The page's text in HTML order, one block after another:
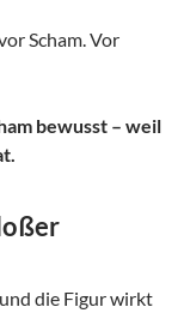
Scham. Vor
bewusst – weil
die Figur wirkt